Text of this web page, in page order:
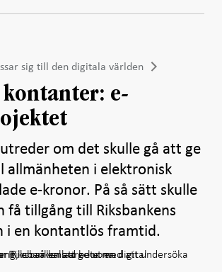
sig till den digitala världen
e-
om det skulle gå att ge
allmänheten i elektronisk
e-kronor. På så sätt skulle
få tillgång till Riksbankens
i en kontantlös framtid.